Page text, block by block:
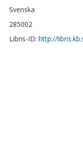
Svenska
285002
Libris-ID: http://